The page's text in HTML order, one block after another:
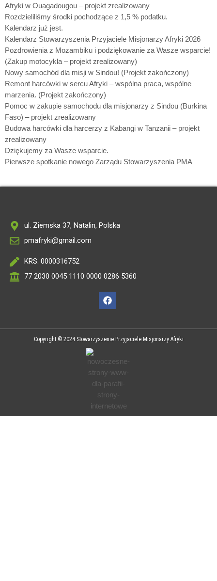
Afryki w Ouagadougou – projekt zrealizowany
Rozdzieliliśmy środki pochodzące z 1,5 % podatku.
Kalendarz już jest.
Kalendarz Stowarzyszenia Przyjaciele Misjonarzy Afryki 2026
Pozdrowienia z Mozambiku i podziękowanie za Wasze wsparcie!
(Zakup motocykla – projekt zrealizowany)
Nowy samochód dla misji w Sindou! (Projekt zakończony)
Remont harcówki w sercu Afryki – wspólna praca, wspólne
marzenia. (Projekt zakończony)
Pomoc w zakupie samochodu dla misjonarzy z Sindou (Burkina
Faso) – projekt zrealizowany
Budowa harcówki dla harcerzy z Kabangi w Tanzanii – projekt
zrealizowany
Dziękujemy za Wasze wsparcie.
Pierwsze spotkanie nowego Zarządu Stowarzyszenia PMA
ul. Ziemska 37, Natalin, Polska
pmafryki@gmail.com
KRS: 0000316752
77 2030 0045 1110 0000 0286 5360
Copyright © 2024 Stowarzyszenie Przyjaciele Misjonarzy Afryki